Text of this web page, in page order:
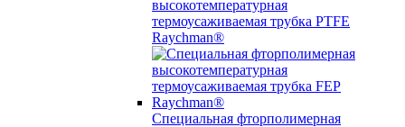
высокотемпературная
термоусаживаемая трубка PTFE
Raychman®
Специальная фторполимерная